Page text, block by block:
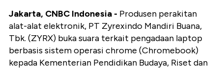
Jakarta, CNBC Indonesia - Produsen perakitan
alat-alat elektronik, PT Zyrexindo Mandiri Buana,
Tbk. (ZYRX) buka suara terkait pengadaan laptop
berbasis sistem operasi chrome (Chromebook)
kepada Kementerian Pendidikan Budaya, Riset dan